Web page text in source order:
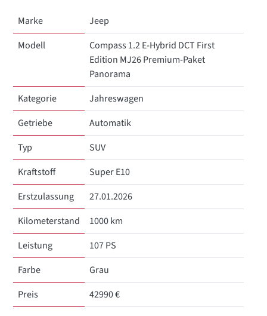
Marke
Jeep
Modell
Compass 1.2 E-Hybrid DCT First
Edition MJ26 Premium-Paket
Panorama
Kategorie
Jahreswagen
Getriebe
Automatik
Typ
SUV
Kraftstoff
Super E10
Erstzulassung
27.01.2026
Kilometerstand
1000 km
Leistung
107 PS
Farbe
Grau
Preis
42990 €